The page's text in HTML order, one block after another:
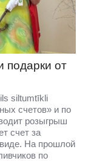
подарки от
siltumtīkli
счетов» и по
розыгрыш
счет за
На прошлой
по